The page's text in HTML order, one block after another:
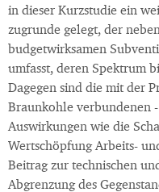
in dieser Kurzstudie ein
zugrunde gelegt, der
budgetwirksamen
umfasst, deren Spektrum
Dagegen sind die mit der
Braunkohle verbundenen
Auswirkungen wie die
Wertschöpfung Arbeits-
Beitrag zur technischen
Abgrenzung des